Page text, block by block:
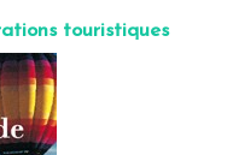
touristiques